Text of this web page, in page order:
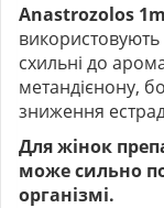
Anastrozolos
використовують
схильні до
метандієнону,
зниження
Для жінок
може сильно
організмі.